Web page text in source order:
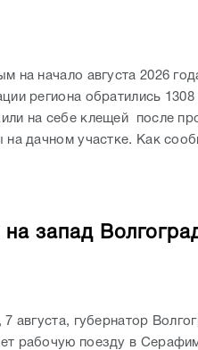
на начало августа 2026
региона обратились
на себе клещей после
на дачном участке. Как
запад
7 августа, губернатор
рабочую поезду в